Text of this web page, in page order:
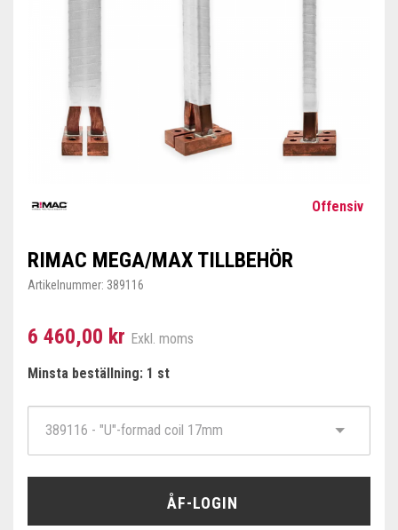
Offensiv
RIMAC MEGA/MAX TILLBEHÖR
Artikelnummer: 389116
6 460,00 kr Exkl. moms
Minsta beställning: 1 st
ÅF-LOGIN